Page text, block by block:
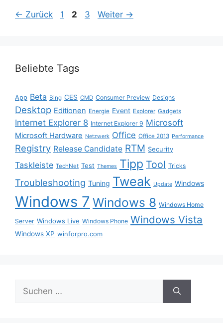
← Zurück Seite
1 Seite
2 Seite
3 Weiter →
Beliebte Tags
App Beta Bing CES CMD Consumer Preview Designs
Desktop Editionen Energie Event Explorer Gadgets
Internet Explorer 8 Internet Explorer 9 Microsoft
Microsoft Hardware Netzwerk Office Office 2013 Performance
Registry Release Candidate RTM Security
Taskleiste TechNet Test Themes Tipp Tool Tricks
Troubleshooting Tuning Tweak Update Windows
Windows 7 Windows 8 Windows Home
Server Windows Live Windows Phone Windows Vista
Windows XP winforpro.com
nach: